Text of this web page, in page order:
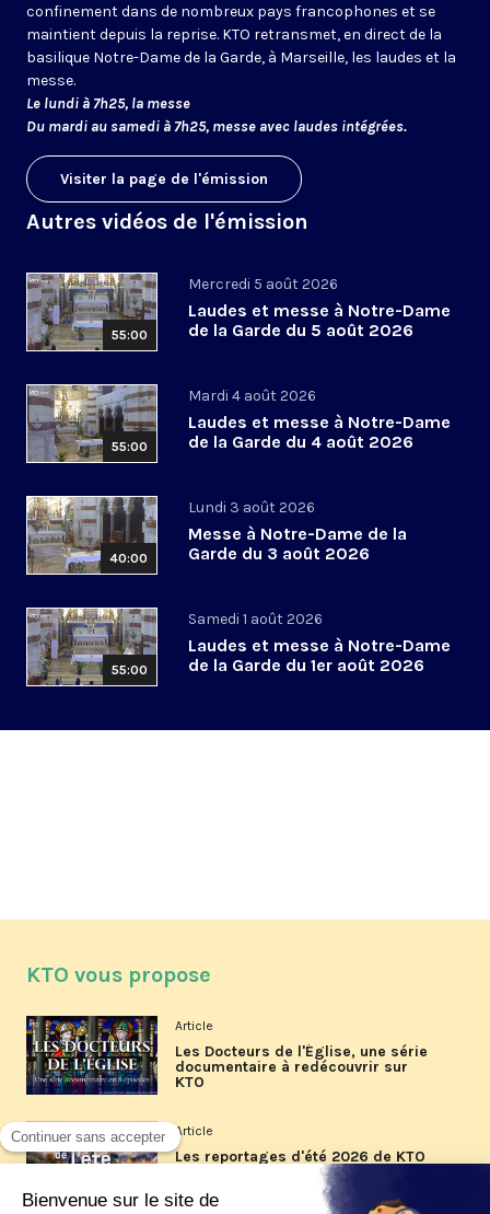
confinement dans de nombreux pays francophones et se
maintient depuis la reprise. KTO retransmet, en direct de la
basilique Notre-Dame de la Garde, à Marseille, les laudes et la
messe.
Le lundi à 7h25, la messe
Du mardi au samedi à 7h25, messe avec laudes intégrées.
Visiter la page de l'émission
Autres vidéos de l'émission
55:00
Mercredi 5 août 2026
Laudes et messe à Notre-Dame
de la Garde du 5 août 2026
55:00
Mardi 4 août 2026
Laudes et messe à Notre-Dame
de la Garde du 4 août 2026
40:00
Lundi 3 août 2026
Messe à Notre-Dame de la
Garde du 3 août 2026
55:00
Samedi 1 août 2026
Laudes et messe à Notre-Dame
de la Garde du 1er août 2026
KTO vous propose
Article
Les Docteurs de l'Église, une série
documentaire à redécouvrir sur
KTO
Article
Les reportages d'été 2026 de KTO